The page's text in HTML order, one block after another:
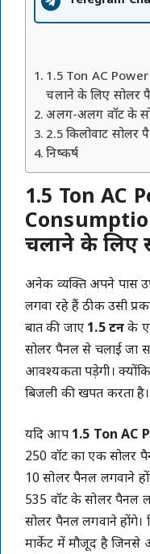
1.5 Ton AC
चलाने के लिए सोलर
अलग-अलग वॉट के
2.5 किलोवाट सोलर
निष्कर्ष
1.5 Ton AC
चलाने के लिए
अनेक व्यक्ति अपने पास
लगवा रहे हैं ठीक उसी
बात की जाए 1.5 टनके
सोलर पैनल से चलाई जा
आवश्यकता पड़ेगी।
बिजली की खपत करता है।
यदि आप 1.5 Ton AC
250 वॉट का एक सोलर
10 सोलर पैनल लगवाने
535 वॉट के सोलर पैनल
सोलर पैनल लगवाने होंगे।
मार्केट में मौजूद है